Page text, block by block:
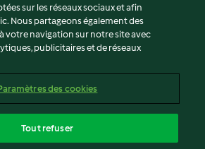
sur les réseaux sociaux et afin
Nous partageons également des
votre navigation sur notre site avec
publicitaires et de réseaux
des cookies
Tout refuser